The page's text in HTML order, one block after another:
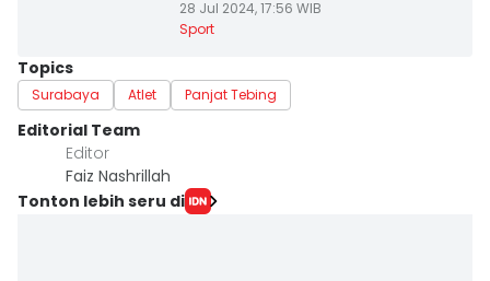
28 Jul 2024, 17:56 WIB
Sport
Topics
Surabaya Atlet Panjat Tebing
Editorial Team
Editor
Faiz Nashrillah
Tonton lebih seru di